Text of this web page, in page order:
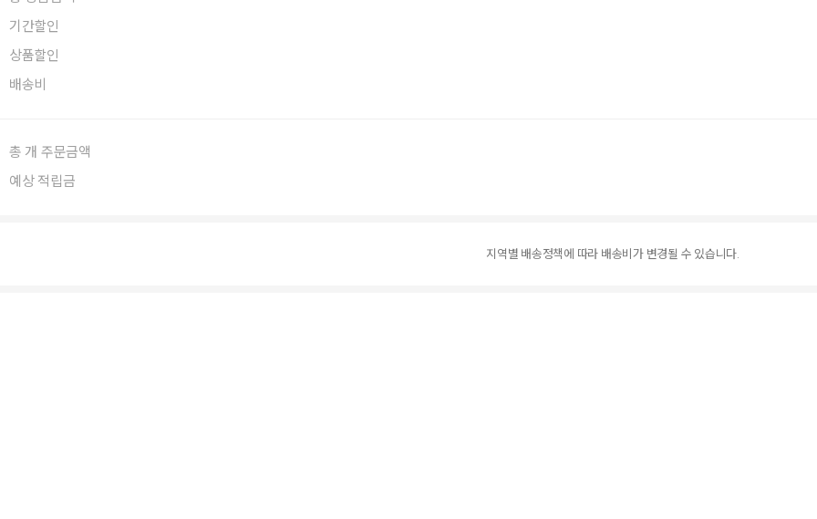
기간할인
상품할인
배송비
총 개 주문금액
예상 적립금
지역별 배송정책에 따라 배송비가 변경될 수 있습니다.